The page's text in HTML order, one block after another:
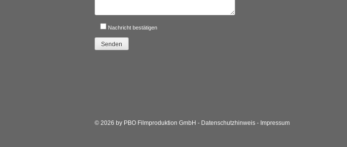
Nachricht bestätigen
© 2026 by PBO Filmproduktion GmbH - Datenschutzhinweis - Impressum